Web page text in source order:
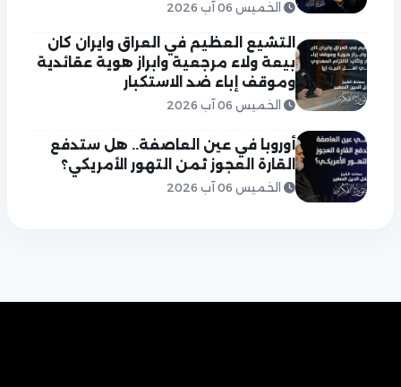
الخميس 06 آب 2026
التشيع العظيم في العراق وايران كان
بيعة ولاء مرجعية وابراز هوية عقائدية
وموقف إباء ضد الاستكبار
الخميس 06 آب 2026
أوروبا في عين العاصفة.. هل ستدفع
القارة العجوز ثمن التهور الأمريكي؟
الخميس 06 آب 2026